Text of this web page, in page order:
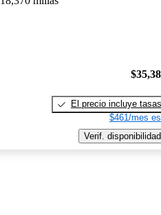
El precio incluye tasas
$461/mes
Verif. disponibilidad